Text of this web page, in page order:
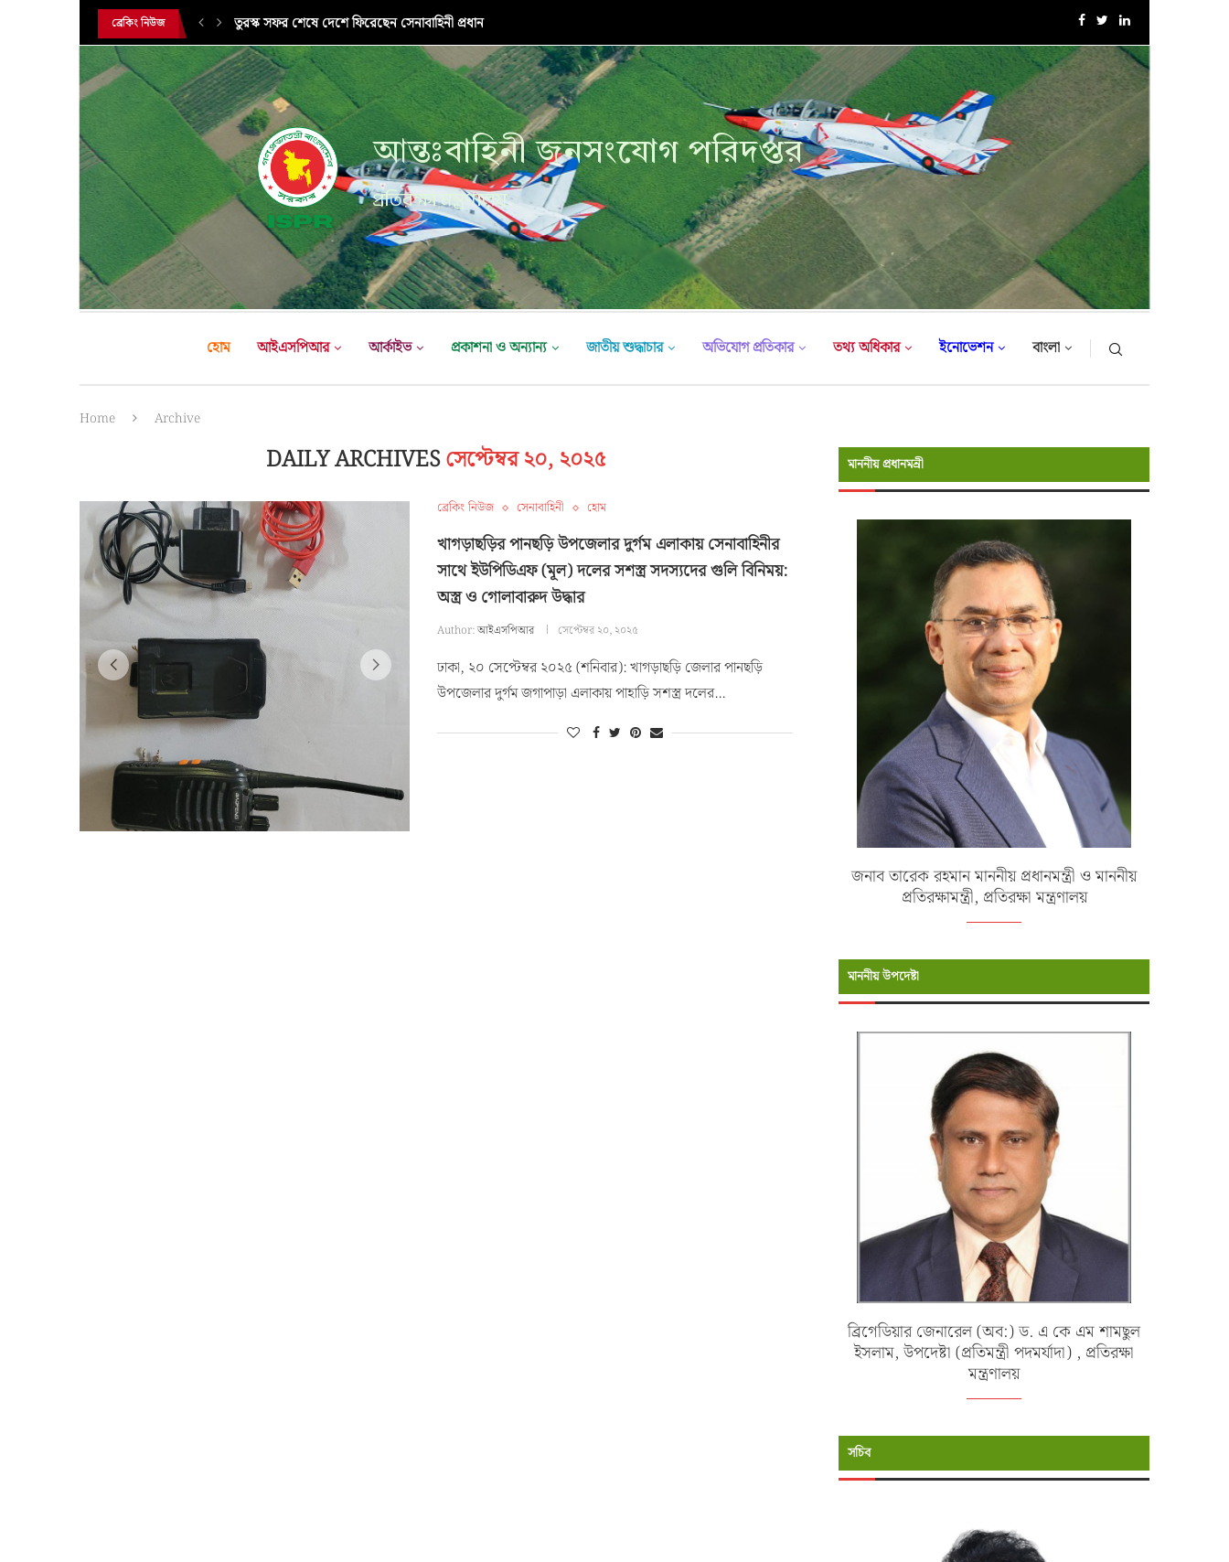
ব্রেকিং নিউজ তুরস্ক সফর শেষে দেশে ফিরেছেন সেনাবাহিনী প্রধান সরকারি সফরে তুরস্ক গমন করলেন সেনাবাহিনী প্রধান
আন্তঃবাহিনী জনসংযোগ পরিদপ্তর
প্রতিরক্ষা মন্ত্রণালয়
হোম আইএসপিআর আর্কাইভ প্রকাশনা ও অন্যান্য জাতীয় শুদ্ধাচার অভিযোগ প্রতিকার তথ্য অধিকার ইনোভেশন বাংলা
Home Archive
DAILY ARCHIVESসেপ্টেম্বর ২০, ২০২৫
ব্রেকিং নিউজ সেনাবাহিনী হোম
খাগড়াছড়ির পানছড়ি উপজেলার দুর্গম এলাকায় সেনাবাহিনীর
সাথে ইউপিডিএফ (মূল) দলের সশস্ত্র সদস্যদের গুলি বিনিময়:
অস্ত্র ও গোলাবারুদ উদ্ধার
Author:আইএসপিআর সেপ্টেম্বর ২০, ২০২৫
ঢাকা, ২০ সেপ্টেম্বর ২০২৫ (শনিবার): খাগড়াছড়ি জেলার পানছড়ি
উপজেলার দুর্গম জগাপাড়া এলাকায় পাহাড়ি সশস্ত্র দলের…
মাননীয় প্রধানমন্রী
জনাব তারেক রহমান মাননীয় প্রধানমন্ত্রী ও মাননীয়
প্রতিরক্ষামন্ত্রী, প্রতিরক্ষা মন্ত্রণালয়
মাননীয় উপদেষ্টা
ব্রিগেডিয়ার জেনারেল (অব:) ড. এ কে এম শামছুল
ইসলাম, উপদেষ্টা (প্রতিমন্ত্রী পদমর্যাদা) , প্রতিরক্ষা
মন্ত্রণালয়
সচিব